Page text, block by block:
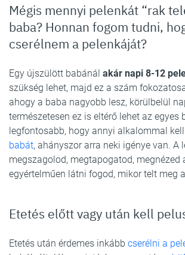
Mégis mennyi pelenkát “rak
baba? Honnan fogom tudni,
cserélnem a pelenkáját?
Egy újszülött babánál akár napi 8-12
szükség lehet, majd ez a szám
ahogy a baba nagyobb lesz, körülbelül
természetesen ez is eltérő lehet az egyes
legfontosabb, hogy annyi alkalommal kell
babát, ahányszor arra neki igénye van. A
megszagolod, megtapogatod, megnézed
egyértelműen látni fogod, mikor telt meg
Etetés előtt vagy után kell
Etetés után érdemes inkább cserélni a